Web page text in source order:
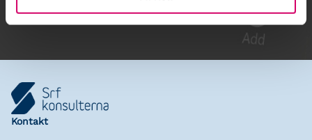
Kontakt